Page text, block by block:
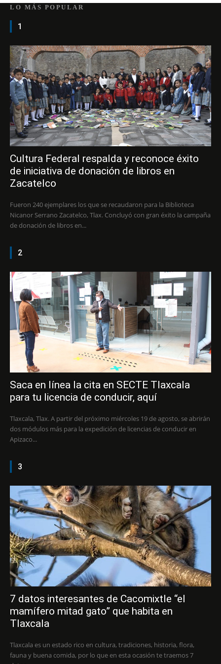
LO MÁS POPULAR
1
Cultura Federal respalda y reconoce éxito
de iniciativa de donación de libros en
Zacatelco
Fueron 240 ejemplares los que se recaudaron para la Biblioteca
Nicanor Serrano Zacatelco, Tlax. Concluyó con gran éxito la campaña
de donación de libros en...
2
Saca en línea la cita en SECTE Tlaxcala
para tu licencia de conducir, aquí
Tlaxcala, Tlax. A partir del próximo miércoles 19 de agosto, se abrirán
dos módulos más para la expedición de licencias de conducir en
Apizaco...
3
7 datos interesantes de Cacomixtle “el
mamífero mitad gato” que habita en
Tlaxcala
Tlaxcala es un estado rico en cultura, tradiciones, historia, flora,
fauna y buena comida, por lo que en esta ocasión te traemos 7